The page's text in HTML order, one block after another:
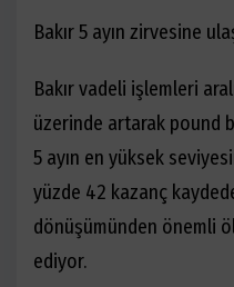
Bakır 5 ayın zirvesine
Bakır vadeli işlemleri
üzerinde artarak pound
5 ayın en yüksek
yüzde 42 kazanç
dönüşümünden önemli
ediyor.